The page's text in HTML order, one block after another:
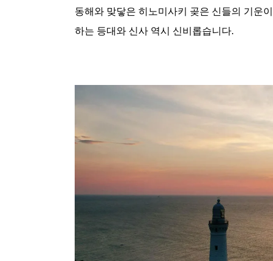
동해와 맞닿은 히노미사키 곶은 신들의 기운
하는 등대와 신사 역시 신비롭습니다.